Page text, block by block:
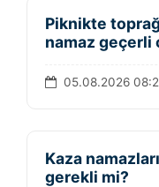
Piknikte
namaz geçerli
05.08.2026
Kaza
gerekli mi?